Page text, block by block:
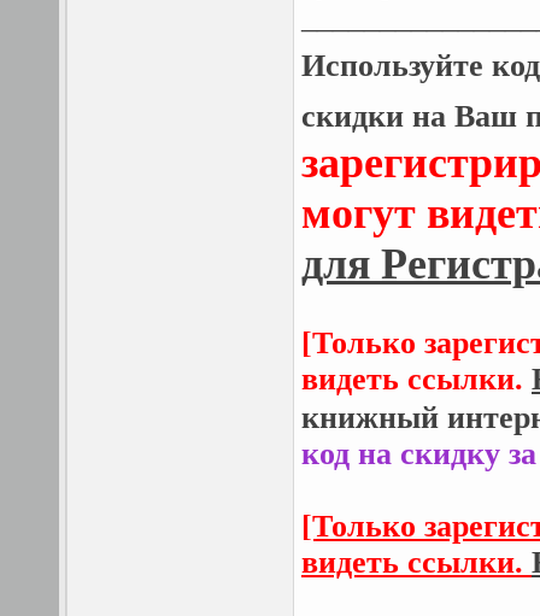
Используйте
скидки на Ваш
могут
для
[Только
видеть ссылки.
книжный
код на скидку
[Только
видеть ссылки.